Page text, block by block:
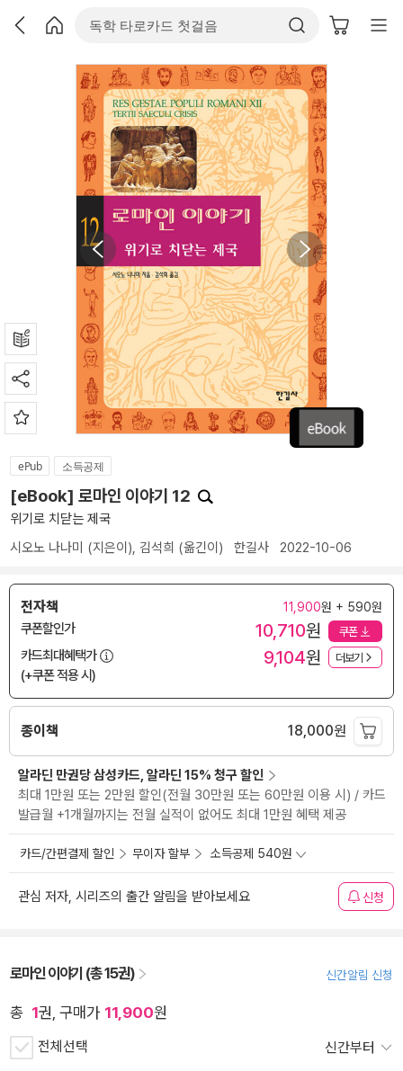
ePub 소득공제
[eBook] 로마인 이야기 12
위기로 치닫는 제국
시오노 나나미
(지은이), 김석희 (옮긴이) 한길사 2022-10-06
전자책 11,900원 + 590원
쿠폰할인가 10,710원 쿠폰
카드최대혜택가
(+쿠폰 적용 시)
9,104원 더보기
종이책 18,000원
알라딘 만권당 삼성카드, 알라딘 15% 청구 할인
최대 1만원 또는 2만원 할인(전월 30만원 또는 60만원 이용 시) / 카드
발급월 +1개월까지는 전월 실적이 없어도 최대 1만원 혜택 제공
카드/간편결제 할인 무이자 할부 소득공제 540원
관심 저자, 시리즈의 출간 알림을 받아보세요 신청
로마인 이야기 (총 15권) 신간알림 신청
총 1권, 구매가 11,900원
전체선택 신간부터